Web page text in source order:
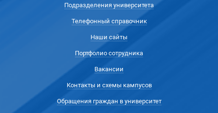
Подразделения университета
Телефонный справочник
Наши сайты
Портфолио сотрудника
Вакансии
Контакты и схемы кампусов
Обращения граждан в университет